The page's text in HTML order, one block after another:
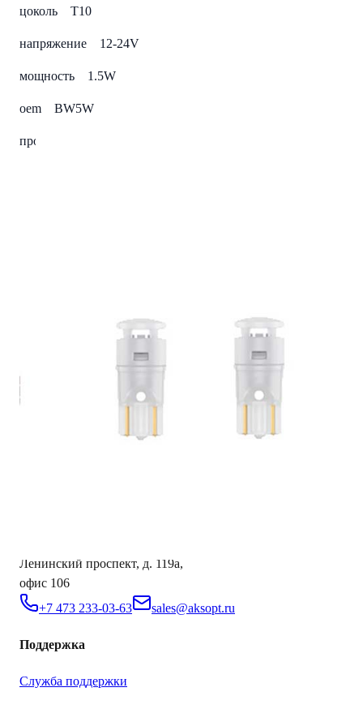
цоколь T10
напряжение 12-24V
мощность 1.5W
oem BW5W
производитель MTF
Без цоколя
Бизнес для бизнеса
Ленинский проспект, д. 119а,
офис 106
+7 473 233-03-63
sales@aksopt.ru
Поддержка
Служба поддержки